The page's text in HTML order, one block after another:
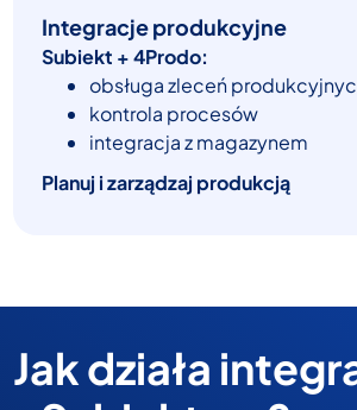
Integracje produkcyjne
Subiekt + 4Prodo:
obsługa zleceń
kontrola procesów
integracja z magazynem
Planuj i zarządzaj produkcją
Jak działa